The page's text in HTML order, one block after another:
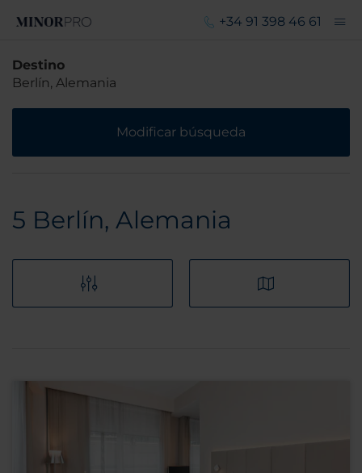
+34 91 398 46 61
Destino
Berlín, Alemania
Modificar búsqueda
5 Berlín, Alemania